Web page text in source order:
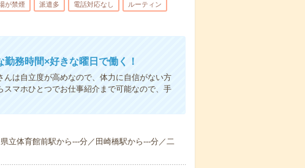
が禁煙 派遣多 電話対応なし ルーティン
務時間×好きな曜日で働く！
は自立度が高めなので、体力に自信がない方
マホひとつでお仕事紹介まで可能なので、手
立体育館前駅から---分／田崎橋駅から---分／二